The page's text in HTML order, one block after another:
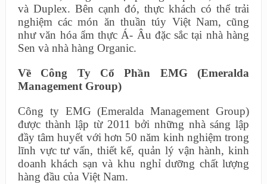
và Duplex. Bên cạnh đó, thực khách có thể trải
nghiệm các món ăn thuần túy Việt Nam, cũng
như văn hóa ẩm thực Á- Âu đặc sắc tại nhà hàng
Sen và nhà hàng Organic.
Về Công Ty Cổ Phần EMG (Emeralda
Management Group)
Công ty EMG (Emeralda Management Group)
được thành lập từ 2011 bởi những nhà sáng lập
đầy tâm huyết với hơn 50 năm kinh nghiệm trong
lĩnh vực tư vấn, thiết kế, quản lý vận hành, kinh
doanh khách sạn và khu nghỉ dưỡng chất lượng
hàng đầu của Việt Nam.